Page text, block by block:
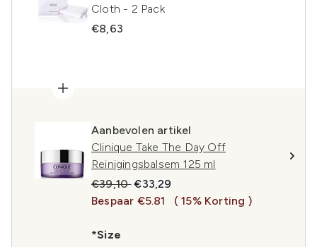
Cloth - 2 Pack
€8,63
Aanbevolen artikel
Clinique Take The Day Off
Reinigingsbalsem 125 ml
Recommended Retail Price:
€39,10Huidige prijs:
€33,29
Bespaar €5.81
( 15% Korting )
*Size